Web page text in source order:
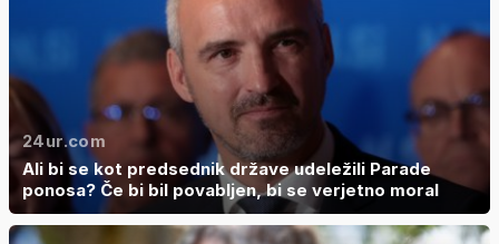
24ur.com
Ali bi se kot predsednik države udeležili Parade
ponosa? Če bi bil povabljen, bi se verjetno moral